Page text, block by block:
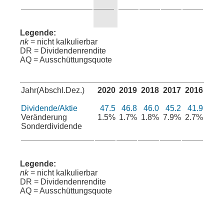
Legende:
nk= nicht kalkulierbar
DR = Dividendenrendite
AQ = Ausschüttungsquote
Jahr(Abschl.Dez.)
Dividende/Aktie
Veränderung
Sonderdividende
2020
47.5
1.5%
2019
46.8
1.7%
2018
46.0
1.8%
2017
45.2
7.9%
2016
41.9
2.7%
Legende:
nk= nicht kalkulierbar
DR = Dividendenrendite
AQ = Ausschüttungsquote